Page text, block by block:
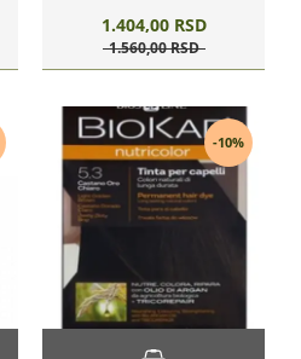
1.404,00 RSD
1.560,00RSD
-10%